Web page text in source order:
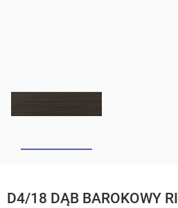
D4/18 DĄB BAROKOWY